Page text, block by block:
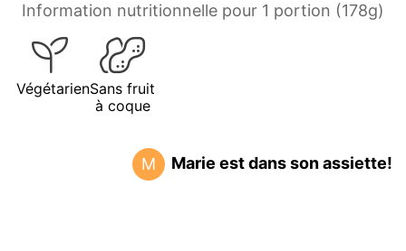
Information nutritionnelle pour 1 portion (178g)
VégétarienSans fruit
à coque
M Marie est dans son assiette!